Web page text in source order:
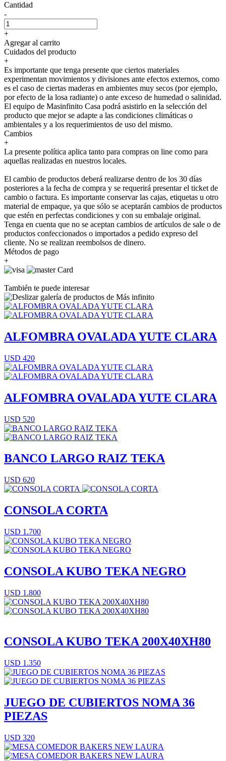
Cantidad
-
+
Agregar al carrito
Cuidados del producto
+
Es importante que tenga presente que ciertos materiales
experimentan movimientos y divisiones ante efectos externos, como
es el caso de ciertas maderas en ambientes muy secos (por ejemplo,
por efecto de la losa radiante) o ante exceso de humedad o salinidad.
El equipo de Masinfinito Casa podrá asistirlo en la selección del
producto que mejor se adapte a las condiciones climáticas o
ambientales y a los requerimientos de uso del mismo.
Cambios
+
La presente política aplica tanto para compras on line como para
aquellas realizadas en nuestros locales.
El cambio de productos deberá realizarse dentro de los 30 días
posteriores a la fecha de compra y se requerirá presentar el ticket de
cambio o factura. Es importante conservar las cajas, etiquetas u otro
material de empaque, ya que sólo se aceptarán cambios de productos
que estén en perfectas condiciones y con su embalaje original.
Tenga en cuenta que no se aceptan cambios de artículos de sale o de
productos confeccionados o importados a pedido expreso del
cliente. No se realizan reembolsos de dinero.
Métodos de pago
+
También te puede interesar
ALFOMBRA OVALADA YUTE CLARA
USD 420
ALFOMBRA OVALADA YUTE CLARA
USD 520
BANCO LARGO RAIZ TEKA
USD 620
CONSOLA CORTA
USD 1.700
CONSOLA KUBO TEKA NEGRO
USD 1.800
CONSOLA KUBO TEKA 200X40XH80
USD 1.350
JUEGO DE CUBIERTOS NOMA 36
PIEZAS
USD 320